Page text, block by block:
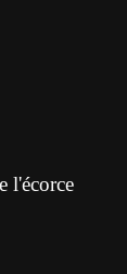
l'écorce